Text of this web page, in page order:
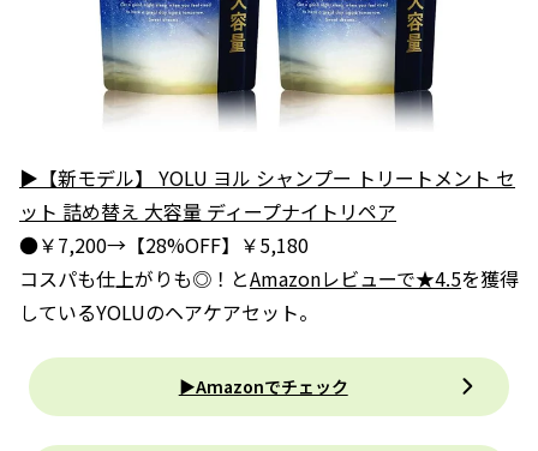
▶【新モデル】 YOLU ヨル シャンプー トリートメント セ
ット 詰め替え 大容量 ディープナイトリペア
●￥7,200→【28%OFF】￥5,180
コスパも仕上がりも◎！とAmazonレビューで★4.5を獲得
しているYOLUのヘアケアセット。
▶Amazonでチェック